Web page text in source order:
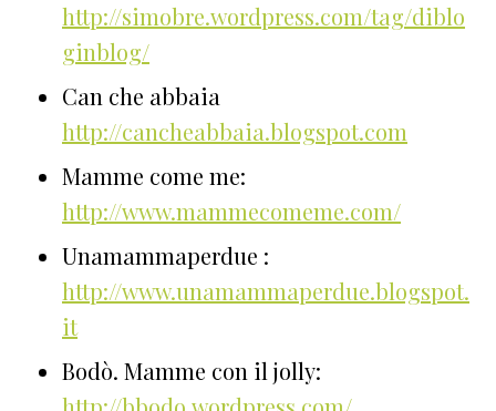
http://simobre.wordpress.com/tag/diblo
ginblog/
Can che abbaia
http://cancheabbaia.blogspot.com
Mamme come me:
http://www.mammecomeme.com/
Unamammaperdue :
http://www.unamammaperdue.blogspot.
it
Bodò. Mamme con il jolly: